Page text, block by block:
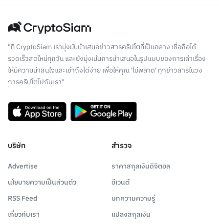
"ที่ CryptoSiam เรามุ่งมั่นนำเสนอข่าวสารคริปโตที่เป็นกลาง เชื่อถือได้
รวดเร็วสดใหม่ทุกวัน และยังมุ่งเน้นการนำเสนอในรูปแบบของการเล่าเรื่อง
ให้มีความน่าสนใจและเข้าถึงได้ง่าย เพื่อให้คุณ 'ไม่พลาด' ทุกข่าวสารในวง
การคริปโตไปกับเรา"
บริษัท
Advertise
นโยบายความเป็นส่วนตัว
RSS Feed
เกี่ยวกับเรา
สำรวจ
ราคาสกุลเงินดิจิตอล
อีเวนต์
บทความความรู้
แปลงสกุลเงิน